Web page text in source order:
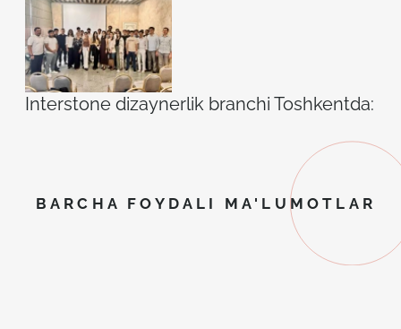
Interstone dizaynerlik branchi Toshkentda:
BARCHA FOYDALI MA'LUMOTLAR